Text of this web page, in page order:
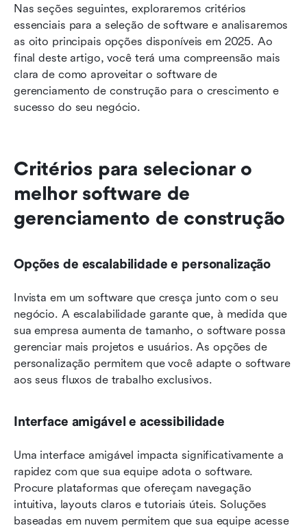
Nas seções seguintes, exploraremos critérios
essenciais para a seleção de software e analisaremos
as oito principais opções disponíveis em 2025. Ao
final deste artigo, você terá uma compreensão mais
clara de como aproveitar o software de
gerenciamento de construção para o crescimento e
sucesso do seu negócio.
Critérios para selecionar o
melhor software de
gerenciamento de construção
Opções de escalabilidade e personalização
Invista em um software que cresça junto com o seu
negócio. A escalabilidade garante que, à medida que
sua empresa aumenta de tamanho, o software possa
gerenciar mais projetos e usuários. As opções de
personalização permitem que você adapte o software
aos seus fluxos de trabalho exclusivos.
Interface amigável e acessibilidade
Uma interface amigável impacta significativamente a
rapidez com que sua equipe adota o software.
Procure plataformas que ofereçam navegação
intuitiva, layouts claros e tutoriais úteis. Soluções
baseadas em nuvem permitem que sua equipe acesse